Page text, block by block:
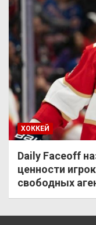
ХОККЕЙ
Daily Faceoff
ценности
свободных